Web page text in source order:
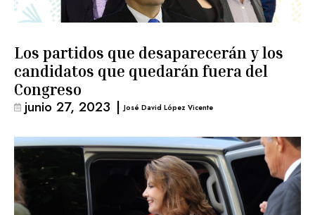
Los partidos que desaparecerán y los
candidatos que quedarán fuera del
Congreso
junio 27, 2023 | José David López Vicente